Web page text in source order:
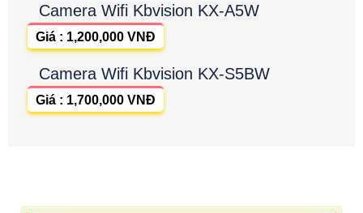
Camera Wifi Kbvision KX-A5W
Giá : 1,200,000 VNĐ
Camera Wifi Kbvision KX-S5BW
Giá : 1,700,000 VNĐ